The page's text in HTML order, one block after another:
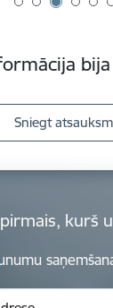
Sniegt
kurš